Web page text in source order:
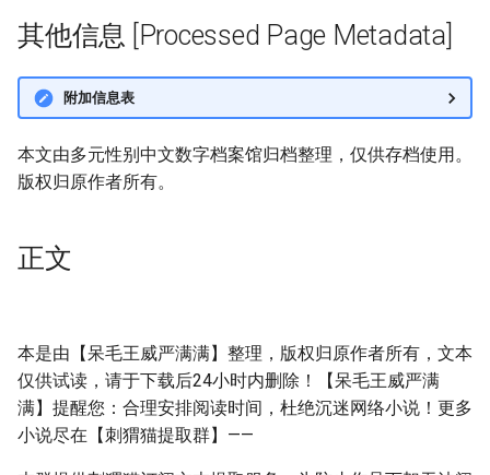
其他信息 [Processed Page Metadata]
附加信息表
本文由多元性别中文数字档案馆归档整理，仅供存档使用。
版权归原作者所有。
正文
本是由【呆毛王威严满满】整理，版权归原作者所有，文本
仅供试读，请于下载后24小时内删除！【呆毛王威严满
满】提醒您：合理安排阅读时间，杜绝沉迷网络小说！更多
小说尽在【刺猬猫提取群】——